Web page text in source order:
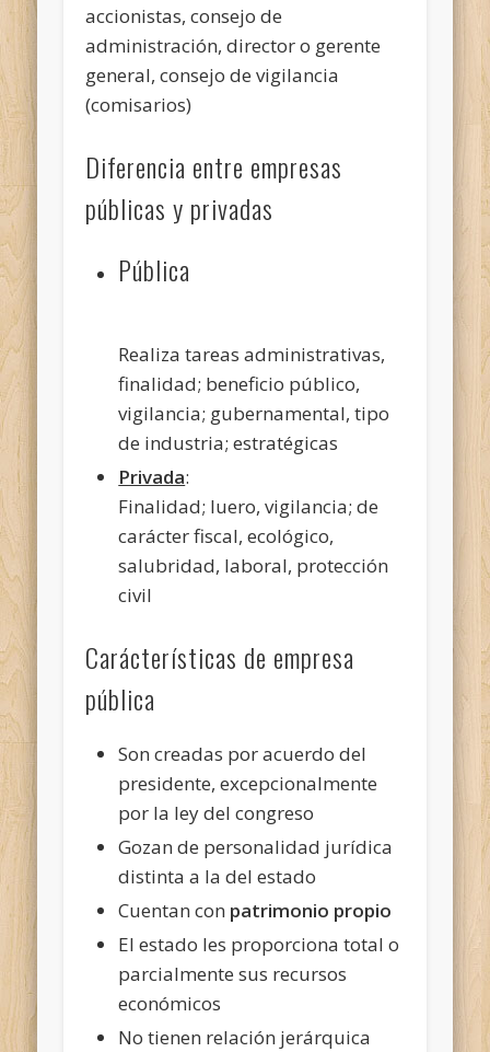
accionistas, consejo de
administración, director o gerente
general, consejo de vigilancia
(comisarios)
Diferencia entre empresas
públicas y privadas
Pública
Realiza tareas administrativas,
finalidad; beneficio público,
vigilancia; gubernamental, tipo
de industria; estratégicas
Privada:
Finalidad; luero, vigilancia; de
carácter fiscal, ecológico,
salubridad, laboral, protección
civil
Carácterísticas de empresa
pública
Son creadas por acuerdo del
presidente, excepcionalmente
por la ley del congreso
Gozan de personalidad jurídica
distinta a la del estado
Cuentan con patrimonio propio
El estado les proporciona total o
parcialmente sus recursos
económicos
No tienen relación jerárquica